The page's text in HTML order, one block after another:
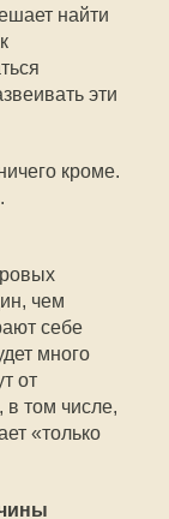
найти
эти
кроме.
чем
себе
много
от
в том числе,
«только